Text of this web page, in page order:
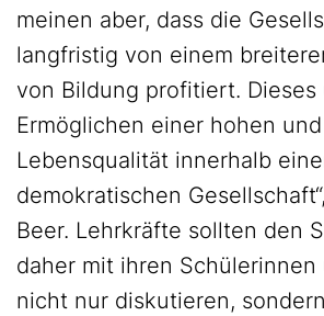
meinen aber, dass die
langfristig von einem
von Bildung profitiert. Dieses
Ermöglichen einer hohen
Lebensqualität innerhalb
demokratischen
Beer. Lehrkräfte sollten den
daher mit ihren Schülerinnen
nicht nur diskutieren,